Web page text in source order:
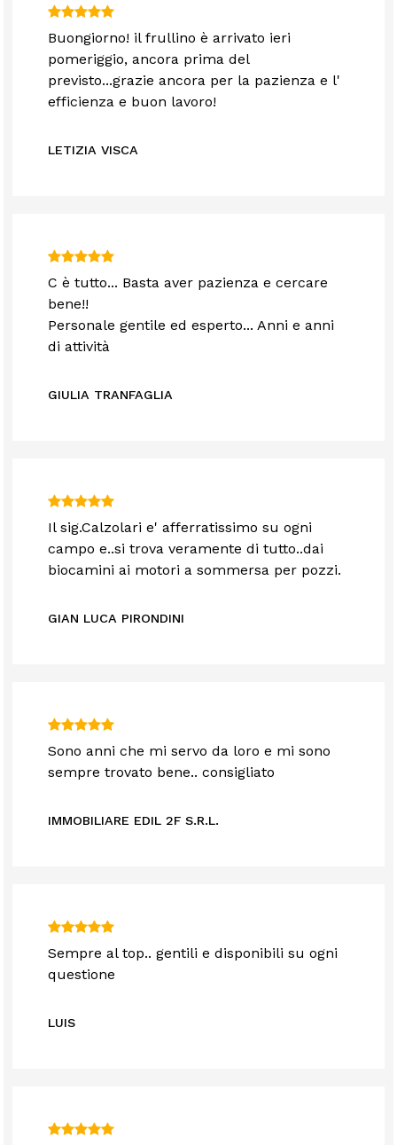
Buongiorno! il frullino è arrivato ieri
pomeriggio, ancora prima del
previsto...grazie ancora per la pazienza e l'
efficienza e buon lavoro!
LETIZIA VISCA
C è tutto... Basta aver pazienza e cercare
bene!!
Personale gentile ed esperto... Anni e anni
di attività
GIULIA TRANFAGLIA
Il sig.Calzolari e' afferratissimo su ogni
campo e..si trova veramente di tutto..dai
biocamini ai motori a sommersa per pozzi.
GIAN LUCA PIRONDINI
Sono anni che mi servo da loro e mi sono
sempre trovato bene.. consigliato
IMMOBILIARE EDIL 2F S.R.L.
Sempre al top.. gentili e disponibili su ogni
questione
LUIS